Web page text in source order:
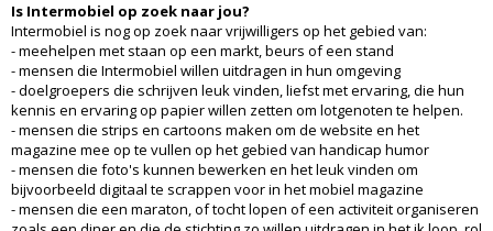
Is Intermobiel op zoek naar jou?
Intermobiel is nog op zoek naar vrijwilligers op het gebied van:
- meehelpen met staan op een markt, beurs of een stand
- mensen die Intermobiel willen uitdragen in hun omgeving
- doelgroepers die schrijven leuk vinden, liefst met ervaring, die hun
kennis en ervaring op papier willen zetten om lotgenoten te helpen.
- mensen die strips en cartoons maken om de website en het
magazine mee op te vullen op het gebied van handicap humor
- mensen die foto's kunnen bewerken en het leuk vinden om
bijvoorbeeld digitaal te scrappen voor in het mobiel magazine
- mensen die een maraton, of tocht lopen of een activiteit organiseren